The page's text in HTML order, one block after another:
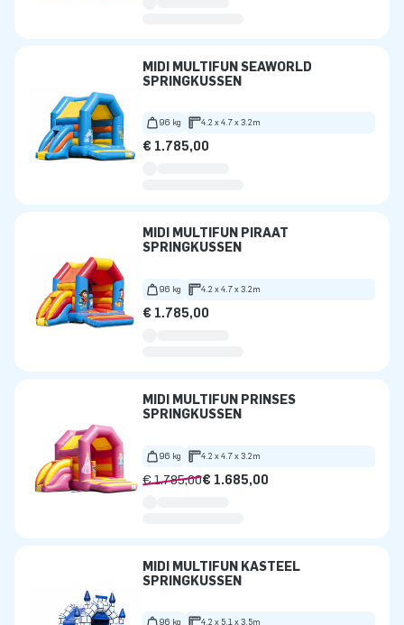
MIDI MULTIFUN SEAWORLD
SPRINGKUSSEN
96 kg 4.2 x 4.7 x 3.2m
€ 1.785,00
MIDI MULTIFUN PIRAAT
SPRINGKUSSEN
96 kg 4.2 x 4.7 x 3.2m
€ 1.785,00
MIDI MULTIFUN PRINSES
SPRINGKUSSEN
96 kg 4.2 x 4.7 x 3.2m
€ 1.785,00€ 1.685,00
MIDI MULTIFUN KASTEEL
SPRINGKUSSEN
96 kg 4.2 x 5.1 x 3.5m